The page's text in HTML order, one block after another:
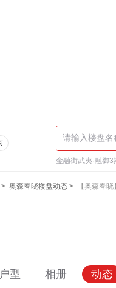
金融街武夷·融御3
> 奥森春晓楼盘动态 > 【奥森春
户型 相册 动态